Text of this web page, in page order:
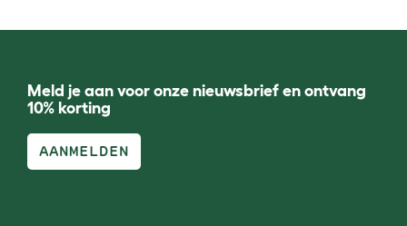
Meld je aan voor onze nieuwsbrief en ontvang
10% korting
AANMELDEN